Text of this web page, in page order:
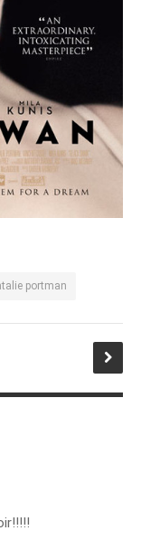
portman